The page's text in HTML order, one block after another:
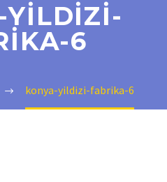
YILDIZI-
6
konya-yildizi-fabrika-6